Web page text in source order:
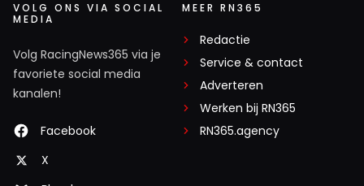
VOLG ONS VIA SOCIAL
MEDIA
Volg RacingNews365 via je
favoriete social media
kanalen!
Facebook
X
MEER RN365
Redactie
Service & contact
Adverteren
Werken bij RN365
RN365.agency